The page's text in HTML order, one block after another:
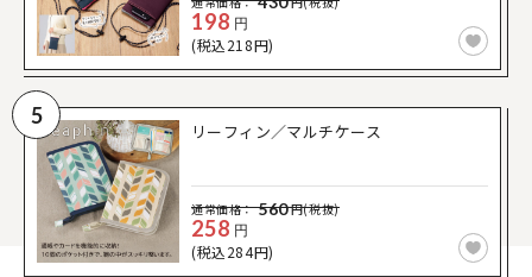
198 円
(税込218円)
5
リーフィン／マルチケース
通常価格： 560円(税抜)
258 円
(税込284円)